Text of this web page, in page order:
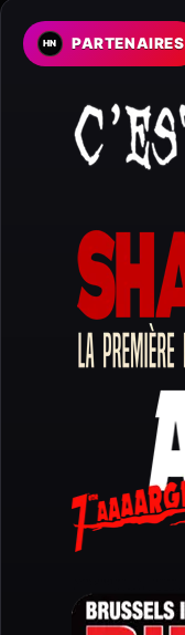
PARTENAIRES